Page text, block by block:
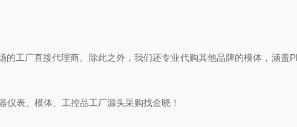
工厂直接代理商。除此之外，我们还专业代购其他品牌的模体，涵盖
表、模体、工控品工厂源头采购找金晓！